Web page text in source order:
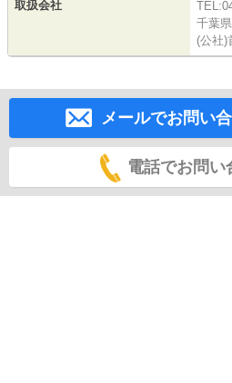
取扱会社
千葉
(公社)
メールでお問い
電話でお問い